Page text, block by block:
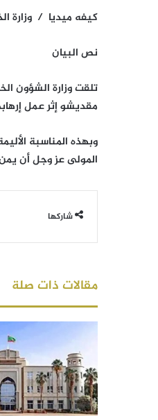
كيفه ميديا / وزارة
نص البيان
تلقت وزارة الشؤون
مقديشو إثر عمل
وبهذه المناسبة
المولى عز وجل أن
شاركها
مقالات ذات صلة